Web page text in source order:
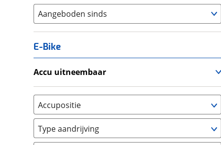
Aangeboden sinds
E-Bike
Accu uitneembaar
Nee, vast (0)
Accupositie
Bagagedrager (239)
Frame (230)
Type aandrijving